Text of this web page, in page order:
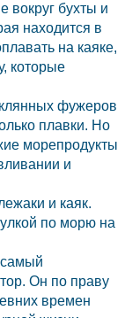
вокруг бухты и
находится в
на каяке,
которые
фужеров
плавки. Но
морепродукты
и
и каяк.
по морю на
Он по праву
времен